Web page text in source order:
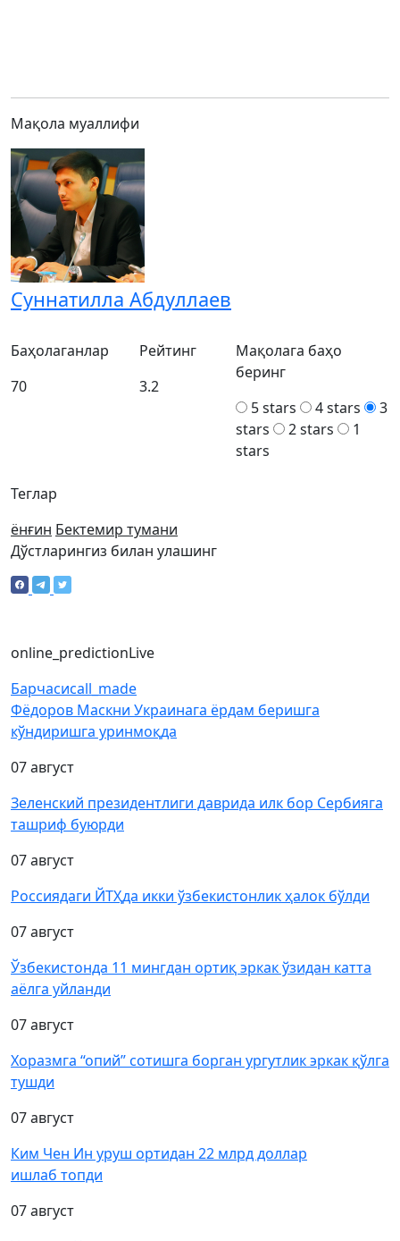
Мақола муаллифи
Суннатилла Абдуллаев
Теглар
ёнғин Бектемир тумани
Баҳолаганлар
70
Рейтинг
3.2
Мақолага баҳо
беринг
5 stars
4 stars
3
stars
2 stars
1
stars
Дўстларингиз билан улашинг
online_predictionLive
Барчасиcall_made
Фёдоров Маскни Украинага ёрдам беришга
кўндиришга уринмоқда
07 август
Зеленский президентлиги даврида илк бор Сербияга
ташриф буюрди
07 август
Россиядаги ЙТҲда икки ўзбекистонлик ҳалок бўлди
07 август
Ўзбекистонда 11 мингдан ортиқ эркак ўзидан катта
аёлга уйланди
07 август
Хоразмга “опий” сотишга борган ургутлик эркак қўлга
тушди
07 август
Ким Чен Ин уруш ортидан 22 млрд доллар
ишлаб топди
07 август